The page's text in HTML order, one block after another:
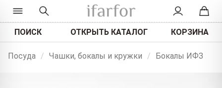
ПОИСК ОТКРЫТЬ КАТАЛОГ КОРЗИНА
Посуда / Чашки, бокалы и кружки / Бокалы ИФЗ